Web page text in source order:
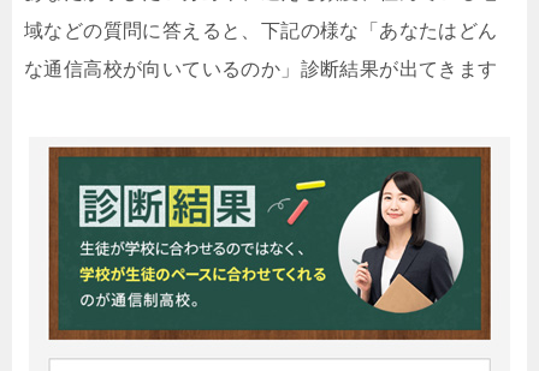
域などの質問に答えると、下記の様な「あなたはどん
な通信高校が向いているのか」診断結果が出てきます